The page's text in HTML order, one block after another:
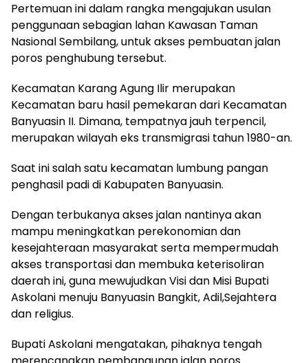
Pertemuan ini dalam rangka mengajukan usulan
penggunaan sebagian lahan Kawasan Taman
Nasional Sembilang, untuk akses pembuatan jalan
poros penghubung tersebut.
Kecamatan Karang Agung Ilir merupakan
Kecamatan baru hasil pemekaran dari Kecamatan
Banyuasin II. Dimana, tempatnya jauh terpencil,
merupakan wilayah eks transmigrasi tahun 1980-an.
Saat ini salah satu kecamatan lumbung pangan
penghasil padi di Kabupaten Banyuasin.
Dengan terbukanya akses jalan nantinya akan
mampu meningkatkan perekonomian dan
kesejahteraan masyarakat serta mempermudah
akses transportasi dan membuka keterisoliran
daerah ini, guna mewujudkan Visi dan Misi Bupati
Askolani menuju Banyuasin Bangkit, Adil,Sejahtera
dan religius.
Bupati Askolani mengatakan, pihaknya tengah